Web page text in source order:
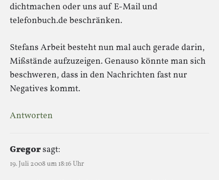
dichtmachen oder uns auf E-Mail und
telefonbuch.de beschränken.
Stefans Arbeit besteht nun mal auch gerade darin,
Mißstände aufzuzeigen. Genauso könnte man sich
beschweren, dass in den Nachrichten fast nur
Negatives kommt.
Antworten
Gregorsagt:
19. Juli 2008 um 18:16 Uhr